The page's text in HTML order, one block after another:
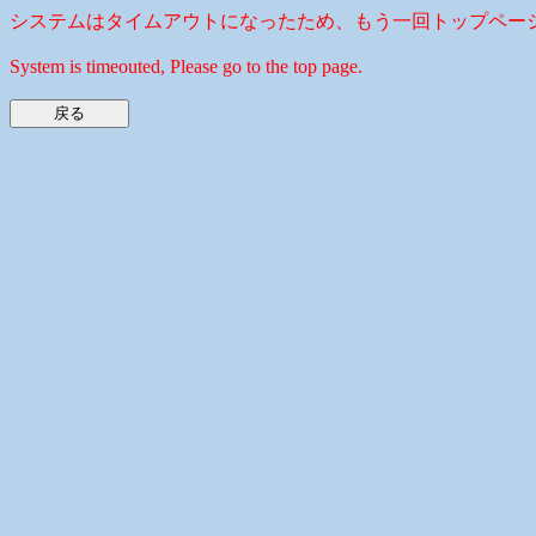
システムはタイムアウトになったため、もう一回トップペー
System is timeouted, Please go to the top page.